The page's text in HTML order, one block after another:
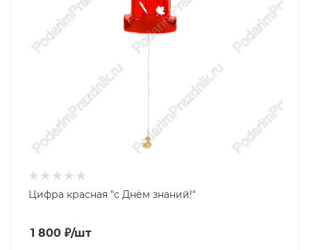
Цифра красная "с Днём знаний!"
1 800 ₽/шт